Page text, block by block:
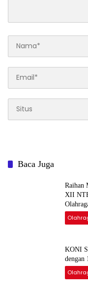
Baca Juga
Raihan
XII
KONI
dengan